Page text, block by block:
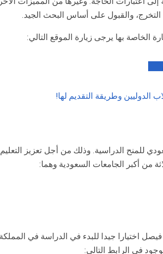
والقبول على أساس البحث الجيد.
الخاصة بها يرجى زيارة الموقع التالي:
الدوليين وطريقة التقديم لها!
فيصل مبلغا قدره 126 مليون ريال سعودي للمنح الدراسية. وذلك من أجل تعزيز
من أكبر الجامعات السعودية وهما:
اختيارا جيدا للبدء في الدراسة في
في الرابط التالي: